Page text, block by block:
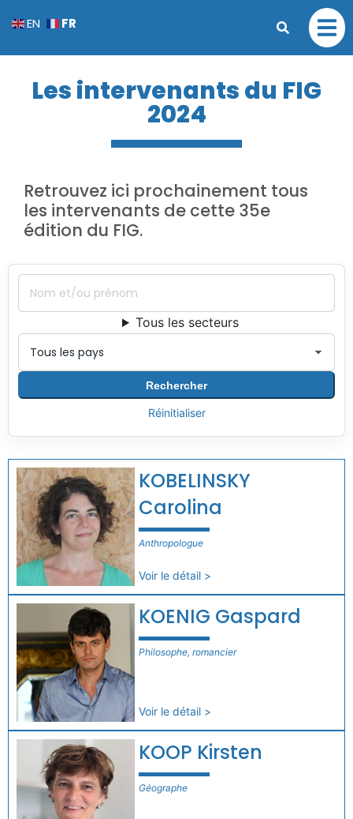
Les intervenants du FIG
2024
Retrouvez ici prochainement tous
les intervenants de cette 35e
édition du FIG.
Tous les secteurs
Rechercher
Réinitialiser
KOBELINSKY
Carolina
Anthropologue
Voir le détail >
KOENIG Gaspard
Philosophe, romancier
Voir le détail >
KOOP Kirsten
Géographe
EN FR